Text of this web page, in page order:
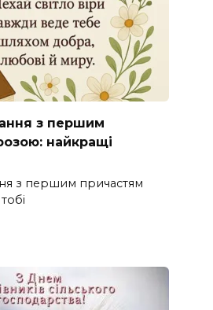
з першим
найкращі
з першим причастям